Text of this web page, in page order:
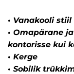
• Vanakooli stiil
• Omapärane
kontorisse kui
• Kerge
• Sobilik